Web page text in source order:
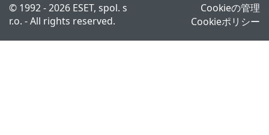
© 1992 - 2026 ESET, spol. s
r.o. - All rights reserved.
Cookieの管理
Cookieポリシー